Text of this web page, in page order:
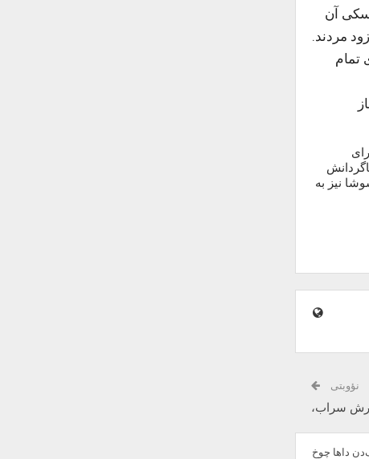
آن
مردند.
تمام
نیز به
نؤوبتی
سراب،
داها چوخ